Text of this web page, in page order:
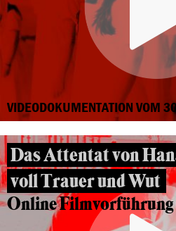
VIDEODOKUMENTATION VOM
Das Attentat von
voll Trauer und Wut
Online Filmvorführung